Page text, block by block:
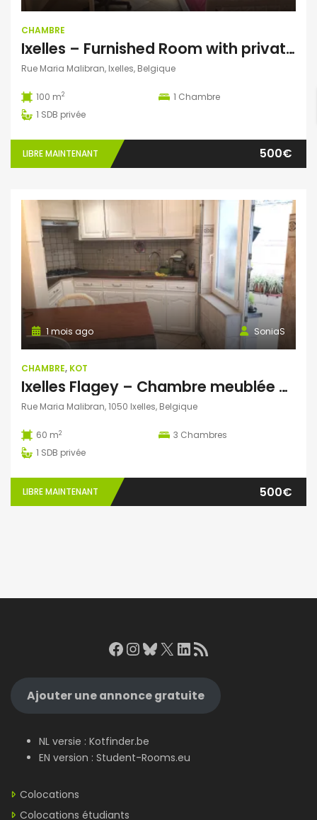
CHAMBRE
Ixelles – Furnished Room with private shower
Rue Maria Malibran, Ixelles, Belgique
100 m2 1 Chambre
1 SDB privée
LIBRE MAINTENANT 500€
SoniaS
1 mois ago
CHAMBRE, KOT
Ixelles Flagey – Chambre meublée – Douche et lavabo privé
Rue Maria Malibran, 1050 Ixelles, Belgique
60 m2 3 Chambres
1 SDB privée
LIBRE MAINTENANT 500€
Facebook
Instagram
Bluesky
X LinkedIn
RSS Feed
Ajouter une annonce gratuite
NL versie : Kotfinder.be
EN version : Student-Rooms.eu
Colocations
Colocations étudiants